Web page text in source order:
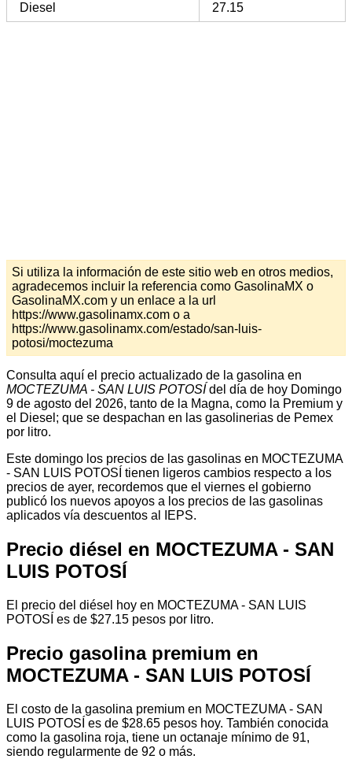
Diesel
27.15
Si utiliza la información de este sitio web en otros medios,
agradecemos incluir la referencia como GasolinaMX o
GasolinaMX.com y un enlace a la url
https://www.gasolinamx.com o a
https://www.gasolinamx.com/estado/san-luis-
potosi/moctezuma
Consulta aquí el precio actualizado de la gasolina en
MOCTEZUMA - SAN LUIS POTOSÍdel día de hoy Domingo
9 de agosto del 2026, tanto de la Magna, como la Premium y
el Diesel; que se despachan en las gasolinerias de Pemex
por litro.
Este domingo los precios de las gasolinas en MOCTEZUMA
- SAN LUIS POTOSÍ tienen ligeros cambios respecto a los
precios de ayer, recordemos que el viernes el gobierno
publicó los nuevos apoyos a los precios de las gasolinas
aplicados vía descuentos al IEPS.
Precio diésel en MOCTEZUMA - SAN
LUIS POTOSÍ
El precio del diésel hoy en MOCTEZUMA - SAN LUIS
POTOSÍ es de $27.15 pesos por litro.
Precio gasolina premium en
MOCTEZUMA - SAN LUIS POTOSÍ
El costo de la gasolina premium en MOCTEZUMA - SAN
LUIS POTOSÍ es de $28.65 pesos hoy. También conocida
como la gasolina roja, tiene un octanaje mínimo de 91,
siendo regularmente de 92 o más.